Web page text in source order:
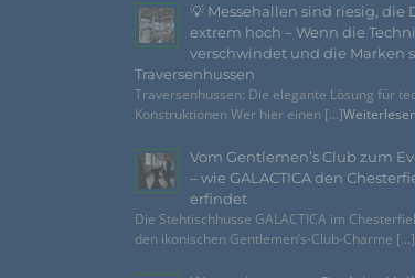
💡 Messehallen sind riesig, die
extrem hoch – Wenn die
verschwindet und die Marken
Traversenhussen
Traversenhussen: Die elegante Lösung für
Konstruktionen Wer hier einen [...]Weiterlesen
Vom Gentlemen’s Club zum
– wie GALACTICA den
erfindet
Die Stehtischhusse GALACTICA im
den ikonischen Gentlemen’s-Club-Charme [...]